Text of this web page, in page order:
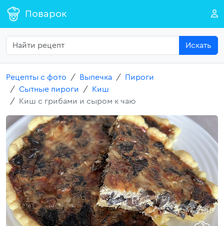
Поварок
Искать
Рецепты с фото Выпечка
Пироги
Сытные пироги
Киш
Киш с грибами и сыром к чаю